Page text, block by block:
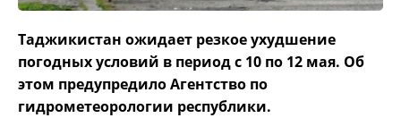
Таджикистан ожидает резкое ухудшение
погодных условий в период с 10 по 12 мая. Об
этом предупредило Агентство по
гидрометеорологии республики.